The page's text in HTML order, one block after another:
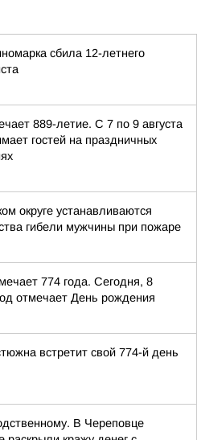
сбила 12-летнего
889-летие. С 7 по 9 августа
гостей на праздничных
округе устанавливаются
гибели мужчины при пожаре
774 года. Сегодня, 8
отмечает День рождения
встретит свой 774-й день
В Череповце